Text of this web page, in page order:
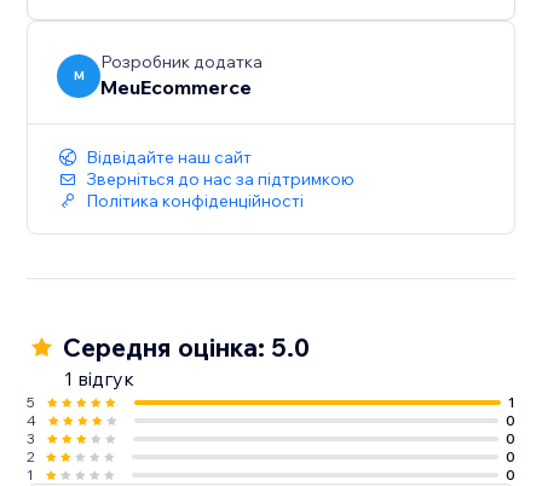
M
Розробник додатка
MeuEcommerce
Відвідайте наш сайт
Зверніться до нас за підтримкою
Політика конфіденційності
Середня оцінка: 5.0
1 відгук
5
1
4
0
3
0
2
0
1
0